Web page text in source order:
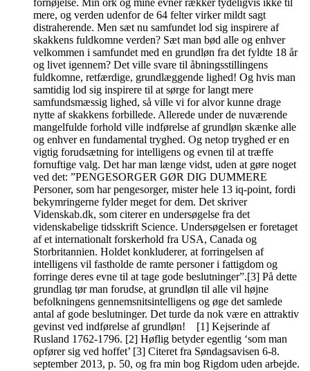
fornøjelse. Min ork og mine evner rækker tydeligvis ikke til
mere, og verden udenfor de 64 felter virker mildt sagt
distraherende. Men sæt nu samfundet lod sig inspirere af
skakkens fuldkomne verden? Sæt man bød alle og enhver
velkommen i samfundet med en grundløn fra det fyldte 18 år
og livet igennem? Det ville svare til åbningsstillingens
fuldkomne, retfærdige, grundlæggende lighed! Og hvis man
samtidig lod sig inspirere til at sørge for langt mere
samfundsmæssig lighed, så ville vi for alvor kunne drage
nytte af skakkens forbillede. Allerede under de nuværende
mangelfulde forhold ville indførelse af grundløn skænke alle
og enhver en fundamental tryghed. Og netop tryghed er en
vigtig forudsætning for intelligens og evnen til at træffe
fornuftige valg. Det har man længe vidst, uden at gøre noget
ved det: ”PENGESORGER GØR DIG DUMMERE
Personer, som har pengesorger, mister hele 13 iq-point, fordi
bekymringerne fylder meget for dem. Det skriver
Videnskab.dk, som citerer en undersøgelse fra det
videnskabelige tidsskrift Science. Undersøgelsen er foretaget
af et internationalt forskerhold fra USA, Canada og
Storbritannien. Holdet konkluderer, at forringelsen af
intelligens vil fastholde de ramte personer i fattigdom og
forringe deres evne til at tage gode beslutninger”.[3] På dette
grundlag tør man forudse, at grundløn til alle vil højne
befolkningens gennemsnitsintelligens og øge det samlede
antal af gode beslutninger. Det turde da nok være en attraktiv
gevinst ved indførelse af grundløn! [1] Kejserinde af
Rusland 1762-1796. [2] Høflig betyder egentlig ‘som man
opfører sig ved hoffet’ [3] Citeret fra Søndagsavisen 6-8.
september 2013, p. 50, og fra min bog Rigdom uden arbejde.